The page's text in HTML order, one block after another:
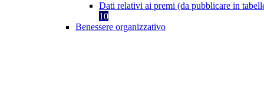
Dati relativi ai premi (da pubblicare in
10
Benessere organizzativo